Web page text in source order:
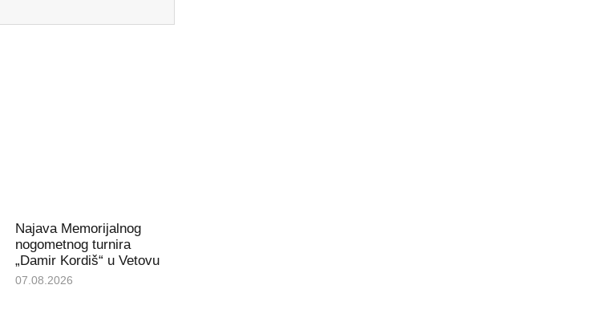
Najava Memorijalnog
nogometnog turnira
„Damir Kordiš“ u Vetovu
07.08.2026